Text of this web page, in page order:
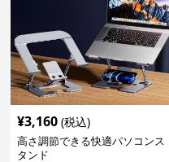
¥3,160 (税込)
高さ調節できる快適パソコンス
タンド